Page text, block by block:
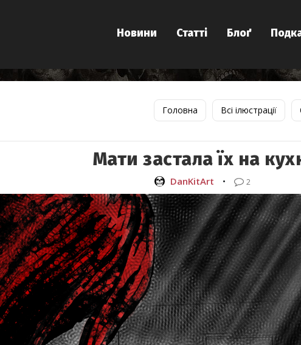
Новини Статті Блоґ
Головна Всі ілюстрації
Мати застала їх на
DanKitArt • 2